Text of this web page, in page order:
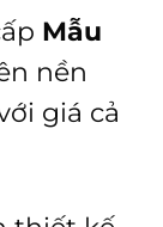
Mẫu
nền
giá cả